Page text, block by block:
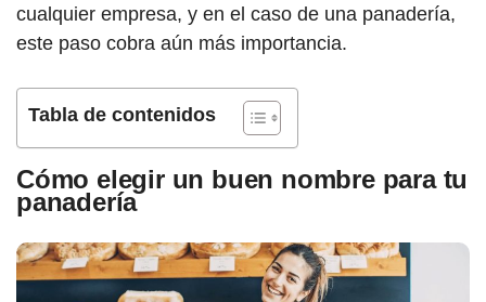
cualquier empresa, y en el caso de una panadería,
este paso cobra aún más importancia.
Tabla de contenidos
Cómo elegir un buen nombre para tu
panadería